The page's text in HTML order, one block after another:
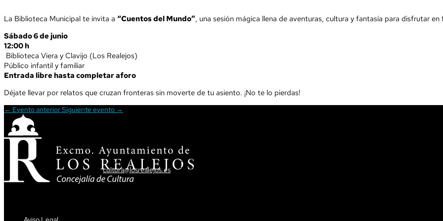
La Biblioteca Municipal te invita a “Cuentos del Mundo”, una sesión mágica llena de aventuras, cultura y fantasía para disfrutar en
Sábado 6 de junio
12:00 h
Biblioteca Viera y Clavijo (Los Realejos)
Público infantil y familiar
Entrada libre hasta completar aforo
Déjate llevar por relatos que cruzan fronteras sin moverte de tu asiento. ¡No te lo pierdas!
← Evento anteriorSiguiente evento →
T. 922 34 62 34
cultura@losrealejos.es
Av. Tres de Mayo,5
38410 Los Realejos